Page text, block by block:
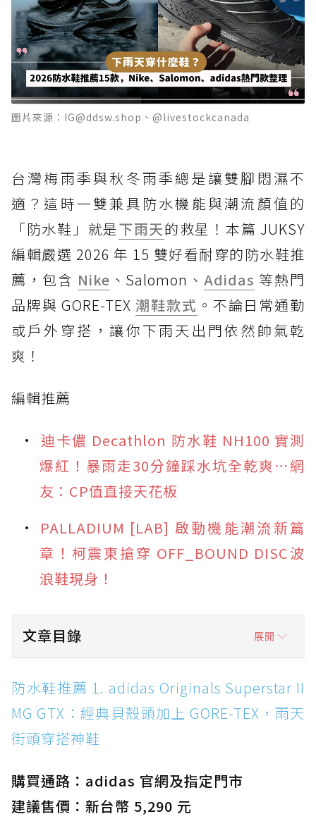
圖片來源：IG@ddsw.shop、@livestockcanada
台灣梅雨季與秋冬雨季總是讓雙腳悶濕不
適？這時一雙兼具防水機能與潮流顏值的
「防水鞋」就是下雨天的救星！本篇 JUKSY
編輯嚴選 2026 年 15 雙好看耐穿的防水鞋推
薦，包含 Nike 、Salomon、Adidas 等熱門
品牌與 GORE-TEX 潮鞋款式 。不論日常通勤
或戶外穿搭，讓你下雨天出門依然帥氣乾
爽！
編輯推薦
迪卡儂 Decathlon 防水鞋 NH100 實測
爆紅！暴雨走30分鐘踩水坑全乾爽⋯網
友：CP值直接天花板
PALLADIUM [LAB] 啟動機能潮流新篇
章！柯震東搶穿 OFF_BOUND DISC波
浪鞋現身！
文章目錄 展開
防水鞋推薦 1. adidas Originals Superstar II
MG GTX：經典貝殼頭加上 GORE-TEX，雨天街
頭穿搭神鞋
防水鞋推薦 2. New Balance Hierro v9 GORE-
防水鞋推薦 3. Nike Dunk Low GORE-TEX：
經典 Dunk 輪廓加上防水科技，雨天穿搭帥度不
打折
防水鞋推薦 1. adidas Originals Superstar II
MG GTX：經典貝殼頭加上 GORE-TEX，雨天
街頭穿搭神鞋
購買通路：adidas 官網及指定門市
建議售價：新台幣 5,290 元